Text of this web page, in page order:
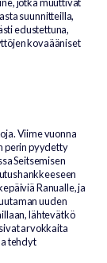
suunnitteilla,
edustettuna,
kovaääniset
Viime vuonna
perin pyydetty
Seitsemisen
Ranualle, ja
uuden
lähtevätkö
arvokkaita
tehdyt